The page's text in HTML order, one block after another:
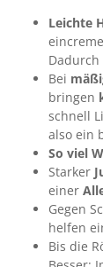
Leichte
Bei
bringen
schnell
also ein
So viel
Starker
einer
Gegen
helfen
Bis die